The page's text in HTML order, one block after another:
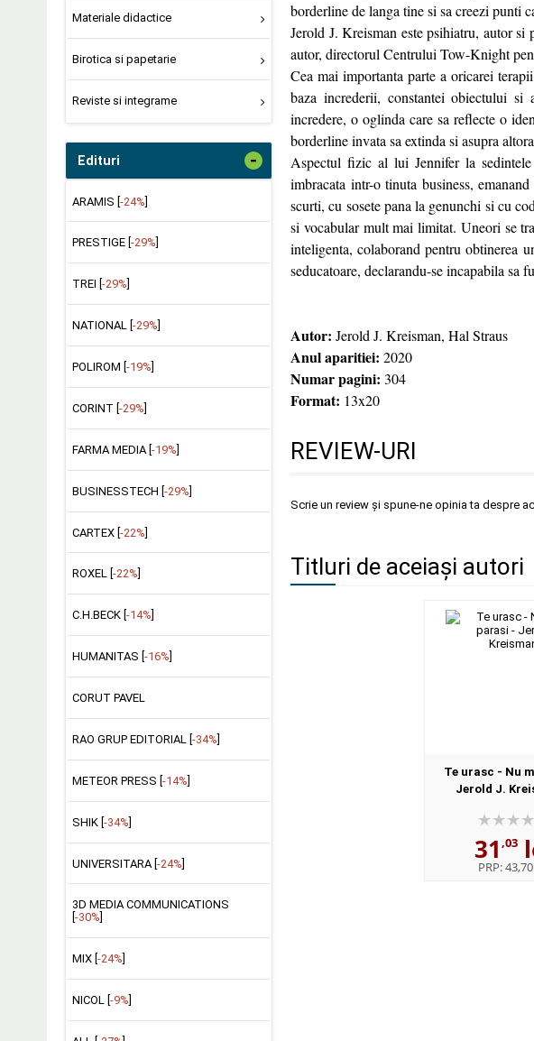
Materiale didactice
Birotica si papetarie
Reviste si integrame
Edituri -
ARAMIS [-24%]
PRESTIGE [ -29%
TREI [ -29%
NATIONAL [ -29%
POLIROM [ -19%
CORINT [ -29%
FARMA MEDIA [ -19%
BUSINESSTECH [-29%]
CARTEX [-22%]
ROXEL [ -22%
C.H.BECK [ -14%
HUMANITAS [ -16%
CORUT PAVEL
RAO GRUP EDITORIAL [ -34%
METEOR PRESS [ -14%
SHIK [-34%]
UNIVERSITARA [-24%]
3D MEDIA COMMUNICATIONS
-30%
MIX [ -24%
NICOL [ -9%
borderline de langa tine si sa creezi punti
Jerold J. Kreisman este psihiatru, autor
autor, directorul Centrului Tow-Knight
Cea mai importanta parte a oricarei
baza increderii, constantei obiectului
incredere, o oglinda care sa reflecte o
borderline invata sa extinda si asupra
Aspectul fizic al lui Jennifer la
imbracata intr-o tinuta business,
scurti, cu sosete pana la genunchi si cu
si vocabular mult mai limitat. Uneori se
inteligenta, colaborand pentru obtinerea
seducatoare, declarandu-se incapabila sa
Autor: Jerold J. Kreisman, Hal Straus
Anul aparitiei: 2020
Numar pagini: 304
Format: 13x20
REVIEW-URI
Scrie un review și spune-ne opinia ta despre
Titluri de aceiași autori
Te urasc - Nu
Jerold J.
31 ,03
PRP: